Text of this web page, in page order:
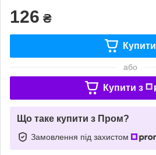
126 ₴
Купити
або
Купити з
Що таке купити з Пром?
Замовлення під захистом